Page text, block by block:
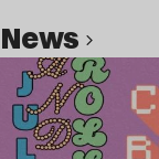
news